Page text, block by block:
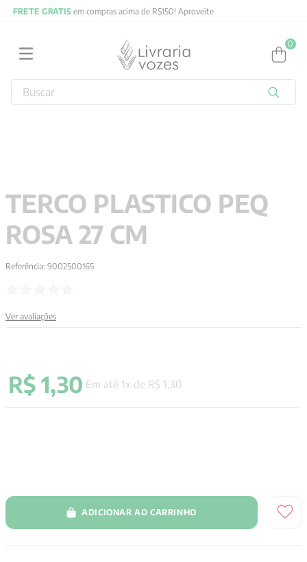
FRETE GRATISem compras acima de R$150! Aproveite
0
Buscar
TERCO PLASTICO PEQ
ROSA 27 CM
Referência: 9002500165
Ver avaliações
R$ 1,30 Em até 1x de R$ 1 30
ADICIONAR AO CARRINHO
4º jung
5º byung chul han